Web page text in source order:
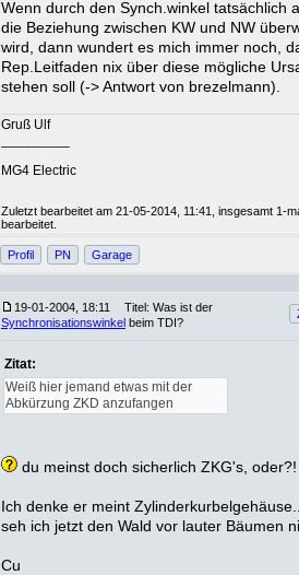
Wenn durch den Synch.winkel tatsächlich
die Beziehung zwischen KW und NW
wird, dann wundert es mich immer noch,
Rep.Leitfaden nix über diese mögliche
stehen soll (-> Antwort von brezelmann).
Gruß Ulf
MG4 Electric
Zuletzt bearbeitet am 21-05-2014, 11:41, insgesamt 1-
bearbeitet.
Profil PN Garage
19-01-2004, 18:11
Titel: Was ist der
Synchronisationswinkel beim TDI?
Zitat:
Weiß hier jemand etwas mit der
Abkürzung ZKD anzufangen
du meinst doch sicherlich ZKG's, oder?!
Ich denke er meint
seh ich jetzt den Wald vor lauter Bäumen
Cu